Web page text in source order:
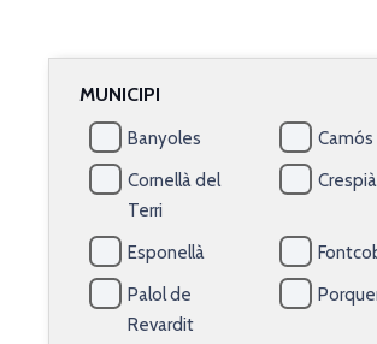
MUNICIPI
Banyoles
Camós
Cornellà del
Terri
Crespià
Esponellà
Palol de
Revardit